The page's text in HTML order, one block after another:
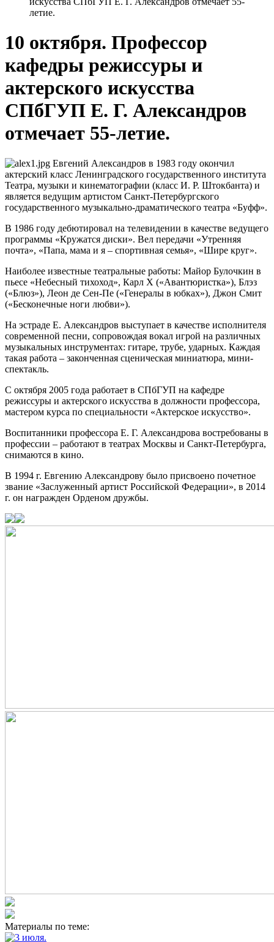
летие.
10 октября. Профессор
кафедры режиссуры и
актерского искусства
СПбГУП Е. Г. Александров
отмечает 55-летие.
Евгений Александров в 1983 году окончил
актерский класс Ленинградского государственного института
Театра, музыки и кинематографии (класс И. Р. Штокбанта) и
является ведущим артистом Санкт-Петербургского
государственного музыкально-драматического театра «Буфф».
В 1986 году дебютировал на телевидении в качестве ведущего
программы «Кружатся диски». Вел передачи «Утренняя
почта», «Папа, мама и я – спортивная семья», «Шире круг».
Наиболее известные театральные работы: Майор Булочкин в
пьесе «Небесный тихоход», Карл Х («Авантюристка»), Блэз
(«Блюз»), Леон де Сен-Пе («Генералы в юбках»), Джон Смит
(«Бесконечные ноги любви»).
На эстраде Е. Александров выступает в качестве исполнителя
современной песни, сопровождая вокал игрой на различных
музыкальных инструментах: гитаре, трубе, ударных. Каждая
такая работа – законченная сценическая миниатюра, мини-
спектакль.
С октября 2005 года работает в СПбГУП на кафедре
режиссуры и актерского искусства в должности профессора,
мастером курса по специальности «Актерское искусство».
Воспитанники профессора Е. Г. Александрова востребованы в
профессии – работают в театрах Москвы и Санкт-Петербурга,
снимаются в кино.
В 1994 г. Евгению Александрову было присвоено почетное
звание «Заслуженный артист Российской Федерации», в 2014
г. он награжден Орденом дружбы.
Материалы по теме: